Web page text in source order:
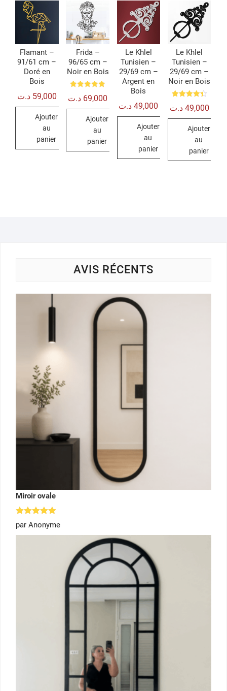
Flamant –
91/61 cm –
Doré en
Bois
59,000 د.ت
Ajouter
au
panier
Frida –
96/65 cm –
Noir en Bois
5.00
69,000 د.ت
Ajouter
au
panier
Le Khlel
Tunisien –
29/69 cm –
Argent en
Bois
49,000 د.ت
Ajouter
au
panier
Le Khlel
Tunisien –
29/69 cm –
Noir en Bois
4.50
49,000 د.ت
Ajouter
au
panier
AVIS RÉCENTS
Miroir ovale
Note
sur 5
par Anonyme